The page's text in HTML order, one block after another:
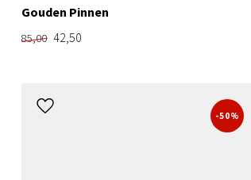
Gouden Pinnen
85,00 42,50
-50%